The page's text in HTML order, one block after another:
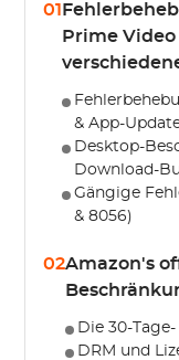
01
Prime
& App-
Desktop-
Download-
Gängige
& 8056)
02Amazon's
Die 30-
DRM und